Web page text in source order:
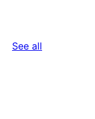
See all